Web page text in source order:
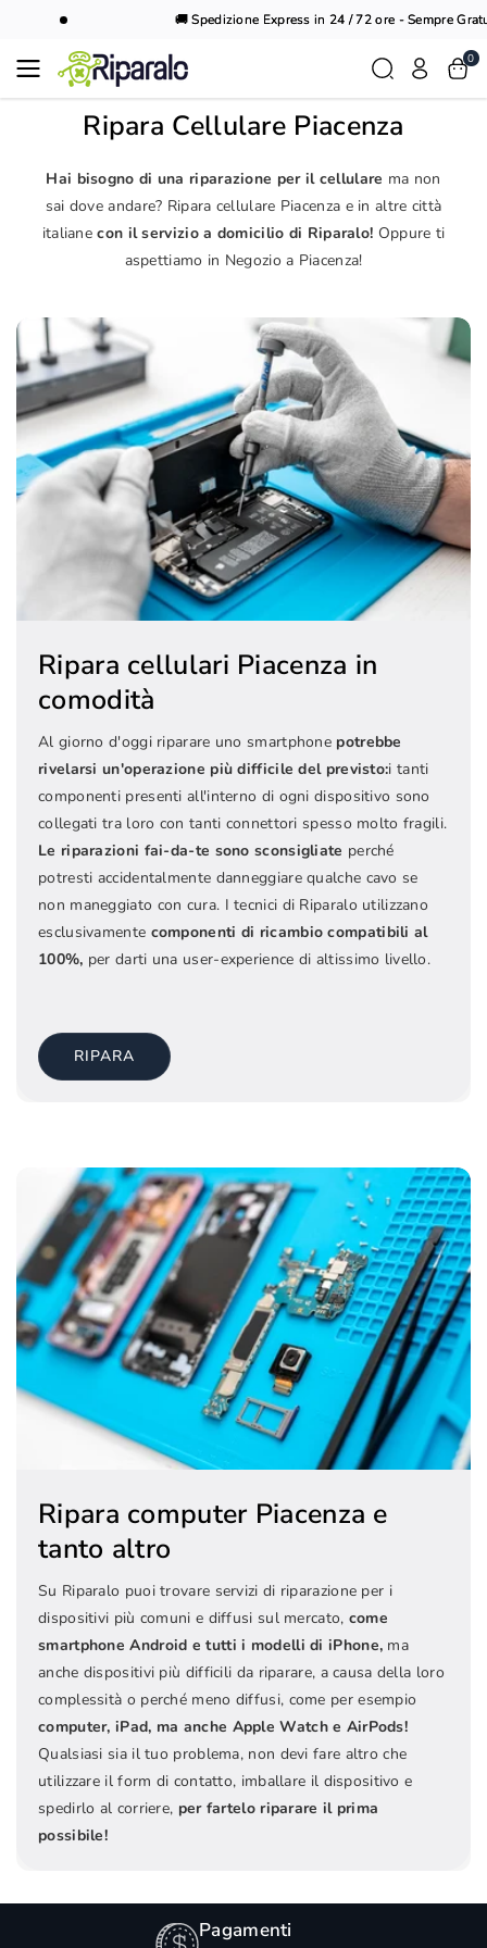
🚚 Spedizione Express in 24 / 72 ore - Sempre
0
Ripara Cellulare Piacenza
Hai bisogno di una riparazione per il cellulare ma non
sai dove andare? Ripara cellulare Piacenza e in altre città
italiane con il servizio a domicilio di Riparalo! Oppure ti
aspettiamo in Negozio a Piacenza!
Ripara cellulari Piacenza in
comodità
Al giorno d'oggi riparare uno smartphone potrebbe
rivelarsi un'operazione più difficile del previsto:i tanti
componenti presenti all'interno di ogni dispositivo sono
collegati tra loro con tanti connettori spesso molto fragili.
Le riparazioni fai-da-te sono sconsigliate perché
potresti accidentalmente danneggiare qualche cavo se
non maneggiato con cura. I tecnici di Riparalo utilizzano
esclusivamente componenti di ricambio compatibili al
100%, per darti una user-experience di altissimo livello.
RIPARA
Ripara computer Piacenza e
tanto altro
Su Riparalo puoi trovare servizi di riparazione per i
dispositivi più comuni e diffusi sul mercato, come
smartphone Android e tutti i modelli di iPhone, ma
anche dispositivi più difficili da riparare, a causa della loro
complessità o perché meno diffusi, come per esempio
computer, iPad, ma anche Apple Watch e AirPods!
Qualsiasi sia il tuo problema, non devi fare altro che
utilizzare il form di contatto, imballare il dispositivo e
spedirlo al corriere, per fartelo riparare il prima
possibile!